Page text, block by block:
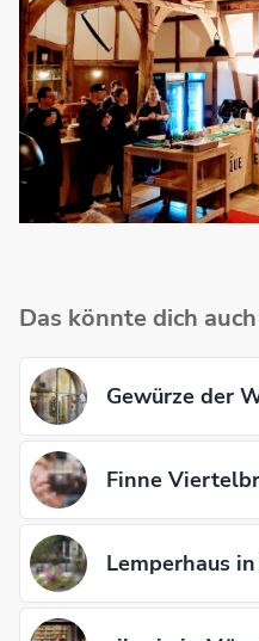
Das könnte dich
Gewürze der
Finne
Lemperhaus